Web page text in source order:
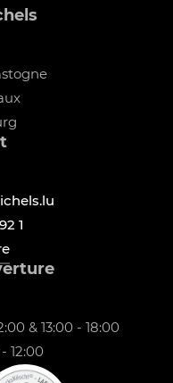
1
& 13:00 - 18:00
12:00